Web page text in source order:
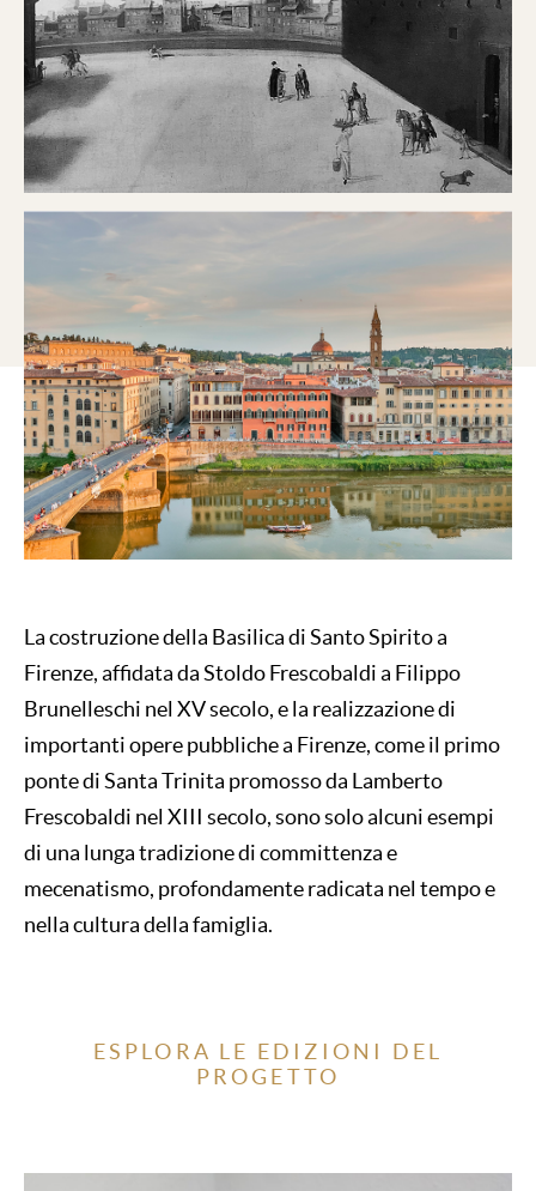
La costruzione della Basilica di Santo Spirito a
Firenze, affidata da Stoldo Frescobaldi a Filippo
Brunelleschi nel XV secolo, e la realizzazione di
importanti opere pubbliche a Firenze, come il primo
ponte di Santa Trinita promosso da Lamberto
Frescobaldi nel XIII secolo, sono solo alcuni esempi
di una lunga tradizione di committenza e
mecenatismo, profondamente radicata nel tempo e
nella cultura della famiglia.
ESPLORA LE EDIZIONI DEL
PROGETTO